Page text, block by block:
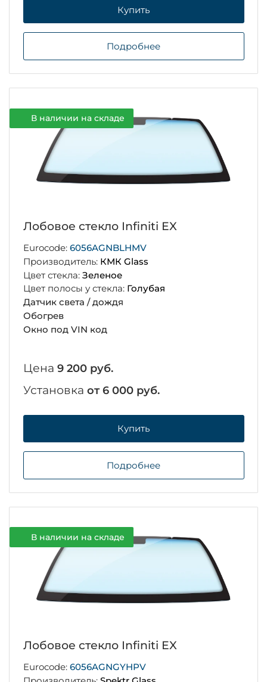
Купить
Подробнее
В наличии на складе
Лобовое стекло Infiniti EX
Eurocode: 6056AGNBLHMV
Производитель: КМК Glass
Цвет стекла: Зеленое
Цвет полосы у стекла: Голубая
Датчик света / дождя
Обогрев
Окно под VIN код
Цена 9 200 руб.
Установка от 6 000 руб.
Купить
Подробнее
В наличии на складе
Лобовое стекло Infiniti EX
Eurocode: 6056AGNGYHPV